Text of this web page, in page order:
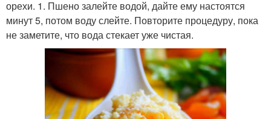
орехи. 1. Пшено залейте водой, дайте ему настоятся
минут 5, потом воду слейте. Повторите процедуру, пока
не заметите, что вода стекает уже чистая.